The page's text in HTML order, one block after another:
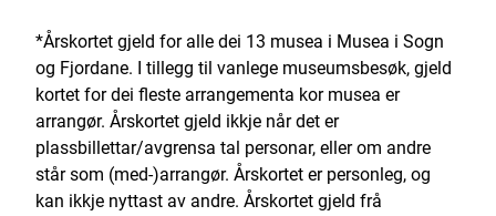
*Årskortet gjeld for alle dei 13 musea i Musea i Sogn
og Fjordane. I tillegg til vanlege museumsbesøk, gjeld
kortet for dei fleste arrangementa kor musea er
arrangør. Årskortet gjeld ikkje når det er
plassbillettar/avgrensa tal personar, eller om andre
står som (med-)arrangør. Årskortet er personleg, og
kan ikkje nyttast av andre. Årskortet gjeld frå